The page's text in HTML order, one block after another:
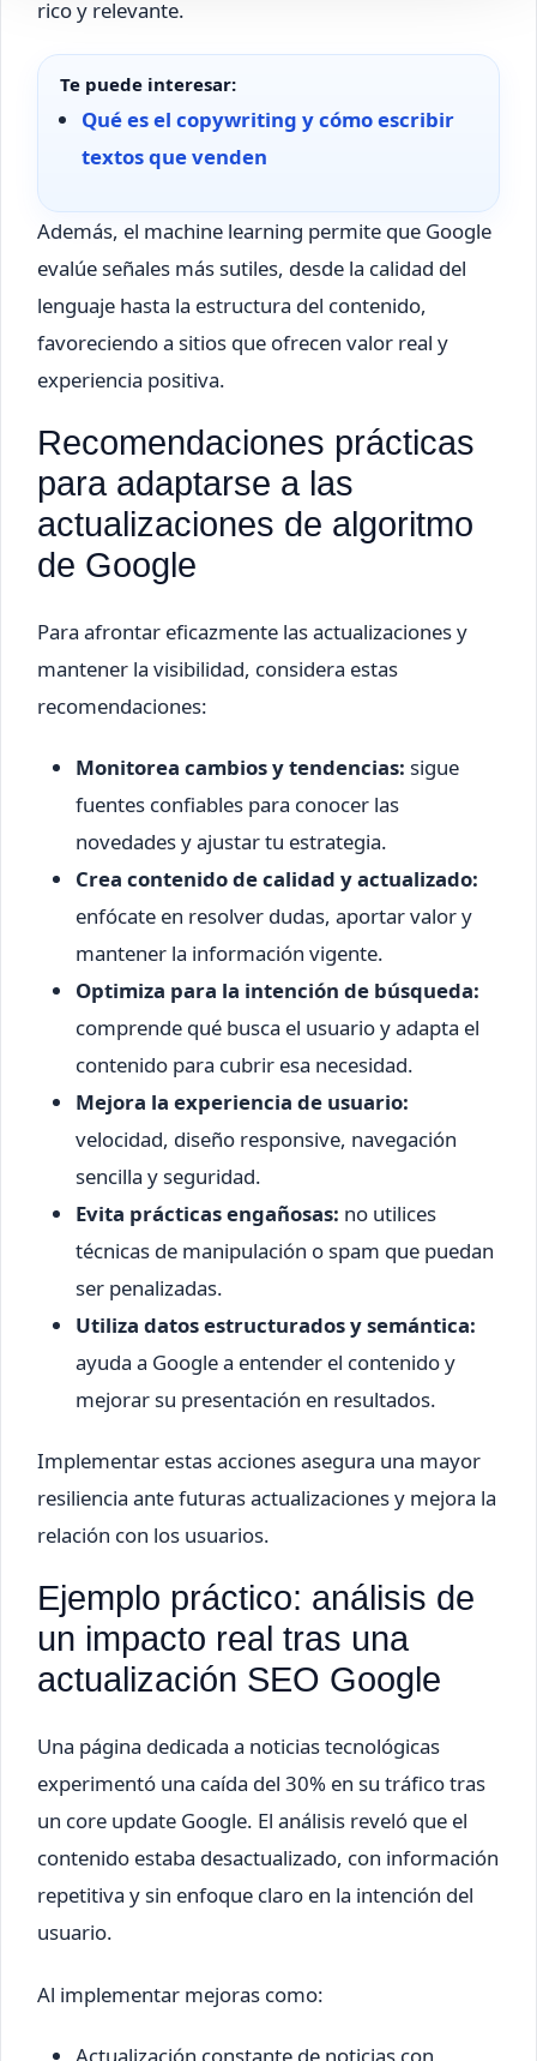
rico y relevante.
Te puede interesar:
Qué es el copywriting y cómo escribir
textos que venden
Además, el machine learning permite que Google
evalúe señales más sutiles, desde la calidad del
lenguaje hasta la estructura del contenido,
favoreciendo a sitios que ofrecen valor real y
experiencia positiva.
Recomendaciones prácticas
para adaptarse a las
actualizaciones de algoritmo
de Google
Para afrontar eficazmente las actualizaciones y
mantener la visibilidad, considera estas
recomendaciones:
Monitorea cambios y tendencias: sigue
fuentes confiables para conocer las
novedades y ajustar tu estrategia.
Crea contenido de calidad y actualizado:
enfócate en resolver dudas, aportar valor y
mantener la información vigente.
Optimiza para la intención de búsqueda:
comprende qué busca el usuario y adapta el
contenido para cubrir esa necesidad.
Mejora la experiencia de usuario:
velocidad, diseño responsive, navegación
sencilla y seguridad.
Evita prácticas engañosas: no utilices
técnicas de manipulación o spam que puedan
ser penalizadas.
Utiliza datos estructurados y semántica:
ayuda a Google a entender el contenido y
mejorar su presentación en resultados.
Implementar estas acciones asegura una mayor
resiliencia ante futuras actualizaciones y mejora la
relación con los usuarios.
Ejemplo práctico: análisis de
un impacto real tras una
actualización SEO Google
Una página dedicada a noticias tecnológicas
experimentó una caída del 30% en su tráfico tras
un core update Google. El análisis reveló que el
contenido estaba desactualizado, con información
repetitiva y sin enfoque claro en la intención del
usuario.
Al implementar mejoras como:
Actualización constante de noticias con